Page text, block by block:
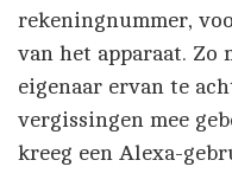
rekeningnummer,
van het apparaat. Zo
eigenaar ervan te
vergissingen mee
kreeg een Alexa-